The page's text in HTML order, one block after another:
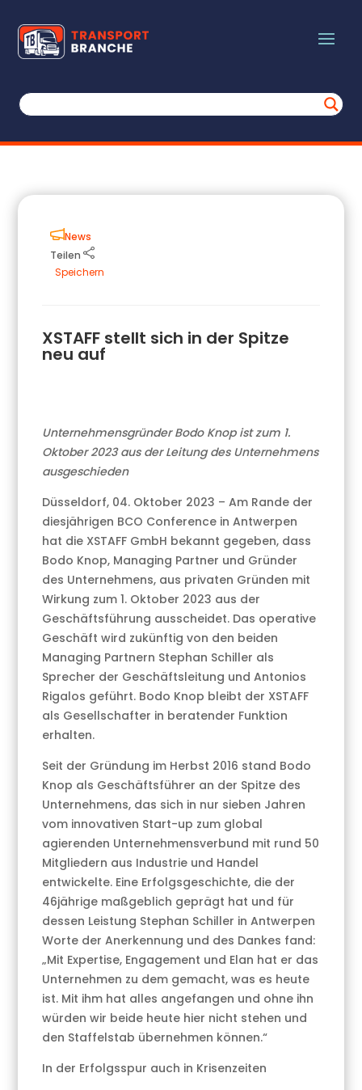
News
Teilen
Speichern
XSTAFF stellt sich in der Spitze
neu auf
Unternehmensgründer Bodo Knop ist zum 1.
Oktober 2023 aus der Leitung des Unternehmens
ausgeschieden
Düsseldorf, 04. Oktober 2023 – Am Rande der
diesjährigen BCO Conference in Antwerpen
hat die XSTAFF GmbH bekannt gegeben, dass
Bodo Knop, Managing Partner und Gründer
des Unternehmens, aus privaten Gründen mit
Wirkung zum 1. Oktober 2023 aus der
Geschäftsführung ausscheidet. Das operative
Geschäft wird zukünftig von den beiden
Managing Partnern Stephan Schiller als
Sprecher der Geschäftsleitung und Antonios
Rigalos geführt. Bodo Knop bleibt der XSTAFF
als Gesellschafter in beratender Funktion
erhalten.
Seit der Gründung im Herbst 2016 stand Bodo
Knop als Geschäftsführer an der Spitze des
Unternehmens, das sich in nur sieben Jahren
vom innovativen Start-up zum global
agierenden Unternehmensverbund mit rund 50
Mitgliedern aus Industrie und Handel
entwickelte. Eine Erfolgsgeschichte, die der
46jährige maßgeblich geprägt hat und für
dessen Leistung Stephan Schiller in Antwerpen
Worte der Anerkennung und des Dankes fand:
„Mit Expertise, Engagement und Elan hat er das
Unternehmen zu dem gemacht, was es heute
ist. Mit ihm hat alles angefangen und ohne ihn
würden wir beide heute hier nicht stehen und
den Staffelstab übernehmen können.“
In der Erfolgsspur auch in Krisenzeiten